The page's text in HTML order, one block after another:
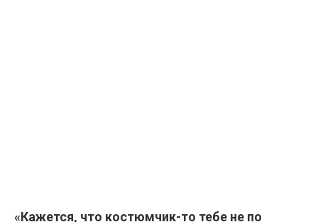
«Кажется, что костюмчик-то тебе не по